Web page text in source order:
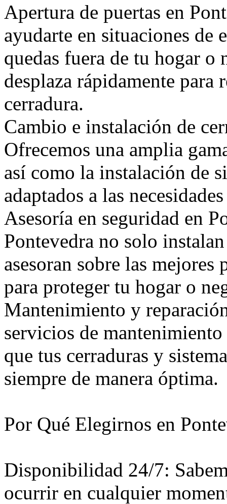
Apertura de puertas en
ayudarte en situaciones de
quedas fuera de tu hogar o
desplaza rápidamente
cerradura.
Cambio e instalación de
Ofrecemos una amplia
así como la instalación de
adaptados a las
Asesoría en seguridad en
Pontevedra no solo
asesoran sobre las mejores
para proteger tu hogar o
Mantenimiento y
servicios de
que tus cerraduras y
siempre de manera óptima.
Por Qué Elegirnos en
Disponibilidad 24/7:
ocurrir en cualquier